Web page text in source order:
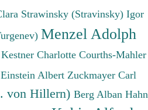
Strawinsky (Stravinsky) Igor
Menzel Adolph
Kestner Charlotte Courths-Mahler
Einstein Albert Zuckmayer Carl
von Hillern) Berg Alban Hahn